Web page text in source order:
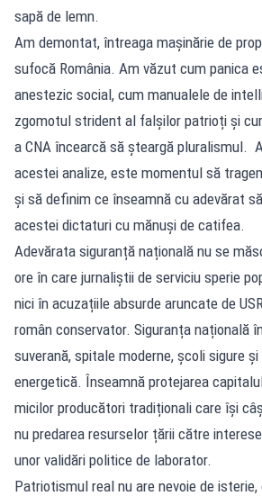
sapă de lemn.
Am demontat, întreaga mașinărie de
sufocă România. Am văzut cum panica
anestezic social, cum manualele de
zgomotul strident al falșilor patrioți și
a CNA încearcă să șteargă pluralismul.
acestei analize, este momentul să
și să definim ce înseamnă cu adevărat
acestei dictaturi cu mănuși de catifea.
Adevărata siguranță națională nu se
ore în care jurnaliștii de serviciu sperie
nici în acuzațiile absurde aruncate de
român conservator. Siguranța națională
suverană, spitale moderne, școli sigure
energetică. Înseamnă protejarea
micilor producători tradiționali care își
nu predarea resurselor țării către
unor validări politice de laborator.
Patriotismul real nu are nevoie de